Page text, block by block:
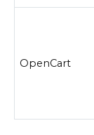
OpenCart